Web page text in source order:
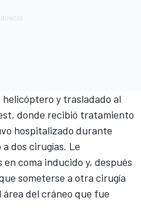
y trasladado al
donde recibió tratamiento
hospitalizado durante
dos cirugías. Le
coma inducido y, después
someterse a otra cirugía
del cráneo que fue